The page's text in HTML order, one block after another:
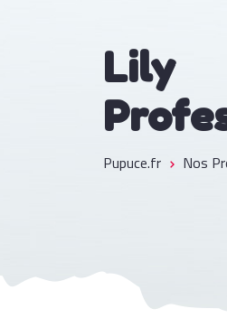
Lily
Pupuce.fr Nos